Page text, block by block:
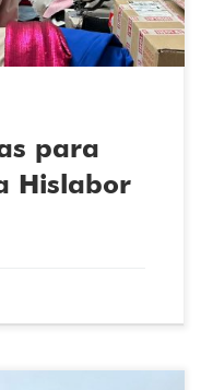
para
Hislabor